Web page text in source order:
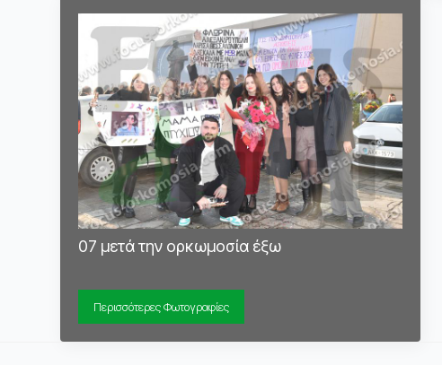
07 μετά την ορκωμοσία έξω
Περισσότερες Φωτογραφίες